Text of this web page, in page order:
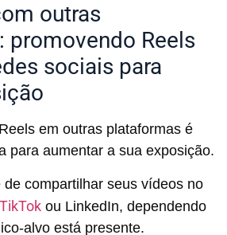
outras
promovendo Reels
sociais para
em outras plataformas é
para aumentar a sua exposição.
de compartilhar seus vídeos no
TikTok ou LinkedIn, dependendo
alvo está presente.